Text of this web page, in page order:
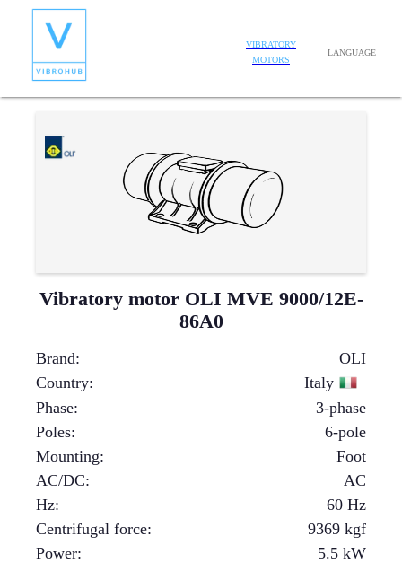
VIBRATORY
MOTORS
LANGUAGE
Vibratory motor OLI MVE 9000/12E-
86A0
Brand:
OLI
Country:
Italy
Phase:
3-phase
Poles:
6-pole
Mounting:
Foot
AC/DC:
AC
Hz:
60 Hz
Centrifugal force: 9369 kgf
Power: 5.5 kW